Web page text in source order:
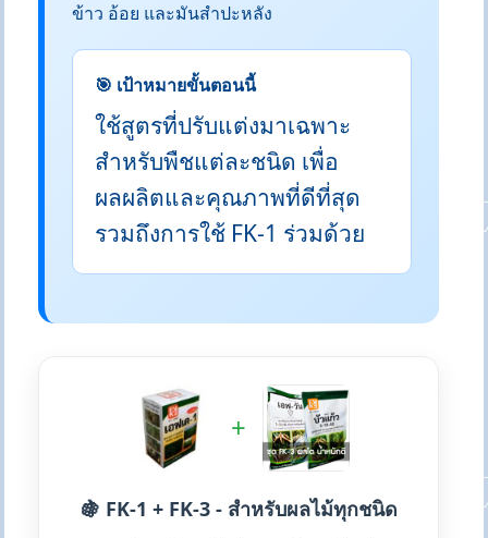
ข้าว อ้อย และมันสำปะหลัง
🎯 เป้าหมายขั้นตอนนี้
ใช้สูตรที่ปรับแต่งมาเฉพาะ
สำหรับพืชแต่ละชนิด เพื่อ
ผลผลิตและคุณภาพที่ดีที่สุด
รวมถึงการใช้ FK-1 ร่วมด้วย
+
🍇 FK-1 + FK-3 - สำหรับผลไม้ทุกชนิด